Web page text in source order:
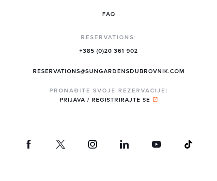
FAQ
RESERVATIONS:
+385 (0)20 361 902
RESERVATIONS@SUNGARDENSDUBROVNIK.COM
PRONAĐITE SVOJE REZERVACIJE:
PRIJAVA / REGISTRIRAJTE SE